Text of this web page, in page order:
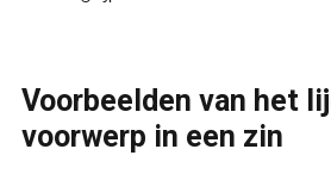
Voorbeelden van het
voorwerp in een zin